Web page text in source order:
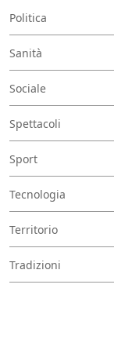
Politica
Sanità
Sociale
Spettacoli
Sport
Tecnologia
Territorio
Tradizioni